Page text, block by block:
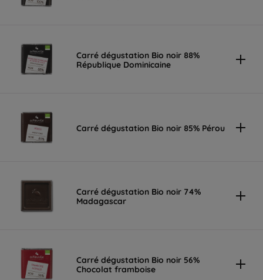
Carré dégustation Bio noir 88%
République Dominicaine
Carré dégustation Bio noir 85% Pérou
Carré dégustation Bio noir 74%
Madagascar
Carré dégustation Bio noir 56%
Chocolat framboise